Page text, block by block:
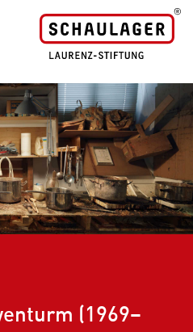
(1969–